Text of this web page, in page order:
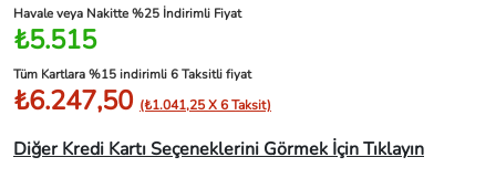
Havale veya Nakitte %25 İndirimli Fiyat
₺5.515
Tüm Kartlara %15 indirimli 6 Taksitli fiyat
₺6.247,50 (₺1.041,25 X 6 Taksit)
Diğer Kredi Kartı Seçeneklerini Görmek İçin Tıklayın